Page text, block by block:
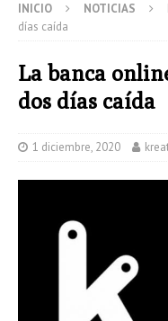
INICIO NOTICIAS
días caída
La banca
dos días caída
1 diciembre, 2020